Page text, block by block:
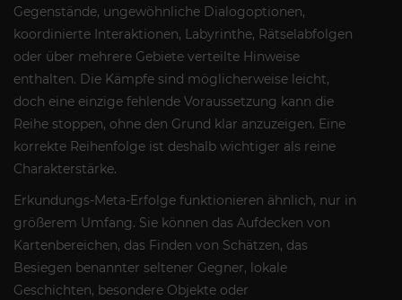
Gegenstände, ungewöhnliche Dialogoptionen,
koordinierte Interaktionen, Labyrinthe, Rätselabfolgen
oder über mehrere Gebiete verteilte Hinweise
enthalten. Die Kämpfe sind möglicherweise leicht,
doch eine einzige fehlende Voraussetzung kann die
Reihe stoppen, ohne den Grund klar anzuzeigen. Eine
korrekte Reihenfolge ist deshalb wichtiger als reine
Charakterstärke.
Erkundungs-Meta-Erfolge funktionieren ähnlich, nur in
größerem Umfang. Sie können das Aufdecken von
Kartenbereichen, das Finden von Schätzen, das
Besiegen benannter seltener Gegner, lokale
Geschichten, besondere Objekte oder